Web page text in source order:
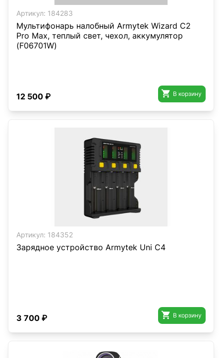
Артикул: 184283
Мультифонарь налобный Armytek Wizard C2
Pro Max, теплый свет, чехол, аккумулятор
(F06701W)
12 500 ₽  В корзину
Артикул: 184352
Зарядное устройство Armytek Uni C4
3 700 ₽  В корзину